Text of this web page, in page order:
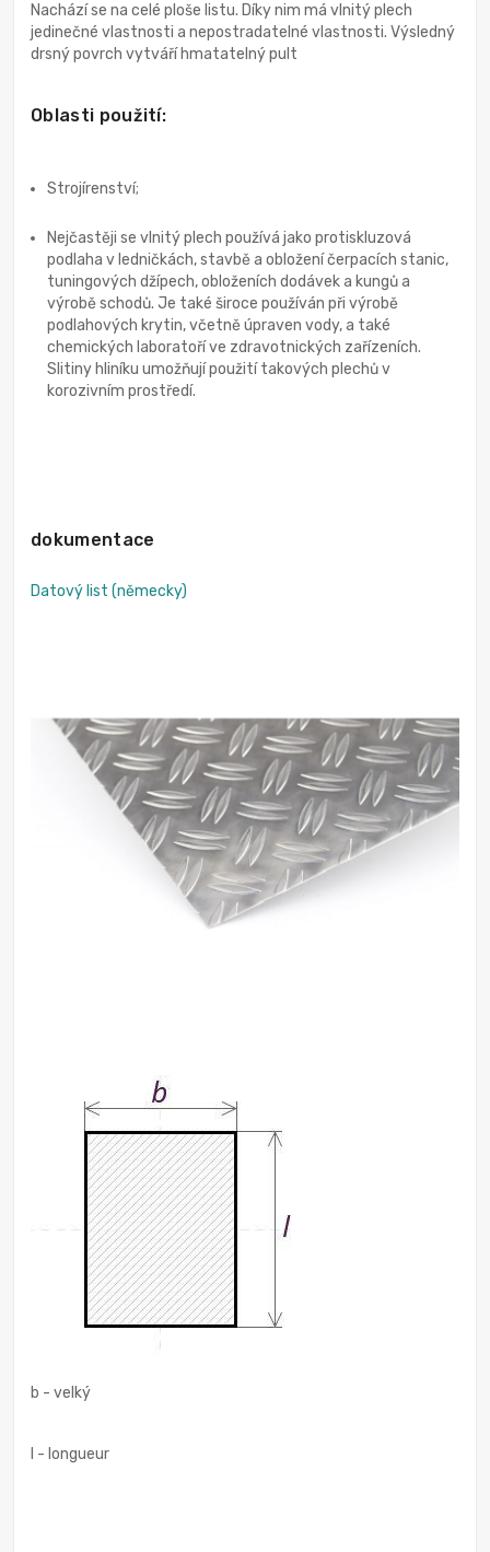
Nachází se na celé ploše listu. Díky nim má vlnitý plech
jedinečné vlastnosti a nepostradatelné vlastnosti. Výsledný
drsný povrch vytváří hmatatelný pult
Oblasti použití:
Strojírenství;
Nejčastěji se vlnitý plech používá jako protiskluzová
podlaha v ledničkách, stavbě a obložení čerpacích stanic,
tuningových džípech, obloženích dodávek a kungů a
výrobě schodů. Je také široce používán při výrobě
podlahových krytin, včetně úpraven vody, a také
chemických laboratoří ve zdravotnických zařízeních.
Slitiny hliníku umožňují použití takových plechů v
korozivním prostředí.
dokumentace
Datový list (německy)
b - velký
I - longueur